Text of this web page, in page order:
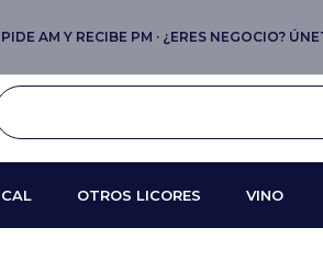
AM Y RECIBE PM · ¿ERES NEGOCIO?
OTROS LICORES VINO